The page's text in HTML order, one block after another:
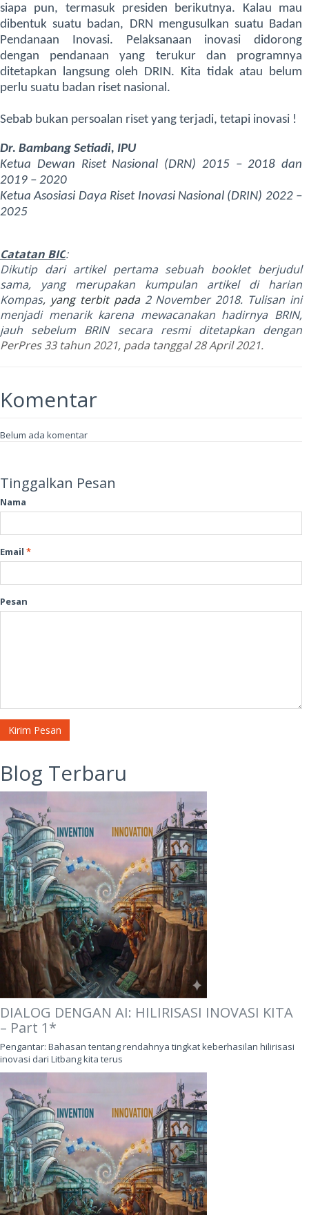
siapa pun, termasuk presiden berikutnya. Kalau mau
dibentuk suatu badan, DRN mengusulkan suatu Badan
Pendanaan Inovasi. Pelaksanaan inovasi didorong
dengan pendanaan yang terukur dan programnya
ditetapkan langsung oleh DRIN. Kita tidak atau belum
perlu suatu badan riset nasional.
Sebab bukan persoalan riset yang terjadi, tetapi inovasi !
Dr. Bambang Setiadi, IPU
Ketua Dewan Riset Nasional (DRN) 2015 – 2018 dan
2019 – 2020
Ketua Asosiasi Daya Riset Inovasi Nasional (DRIN) 2022 –
2025
Catatan BIC:
Dikutip dari artikel pertama sebuah booklet berjudul
sama, yang merupakan kumpulan artikel di harian
Kompas, yang terbit pada 2 November 2018. Tulisan ini
menjadi menarik karena mewacanakan hadirnya BRIN,
jauh sebelum BRIN secara resmi ditetapkan dengan
PerPres 33 tahun 2021, pada tanggal 28 April 2021.
Komentar
Belum ada komentar
Tinggalkan Pesan
Nama
Email *
Pesan
Kirim Pesan
Blog Terbaru
DIALOG DENGAN AI: HILIRISASI INOVASI KITA
– Part 1*
Pengantar: Bahasan tentang rendahnya tingkat keberhasilan hilirisasi
inovasi dari Litbang kita terus